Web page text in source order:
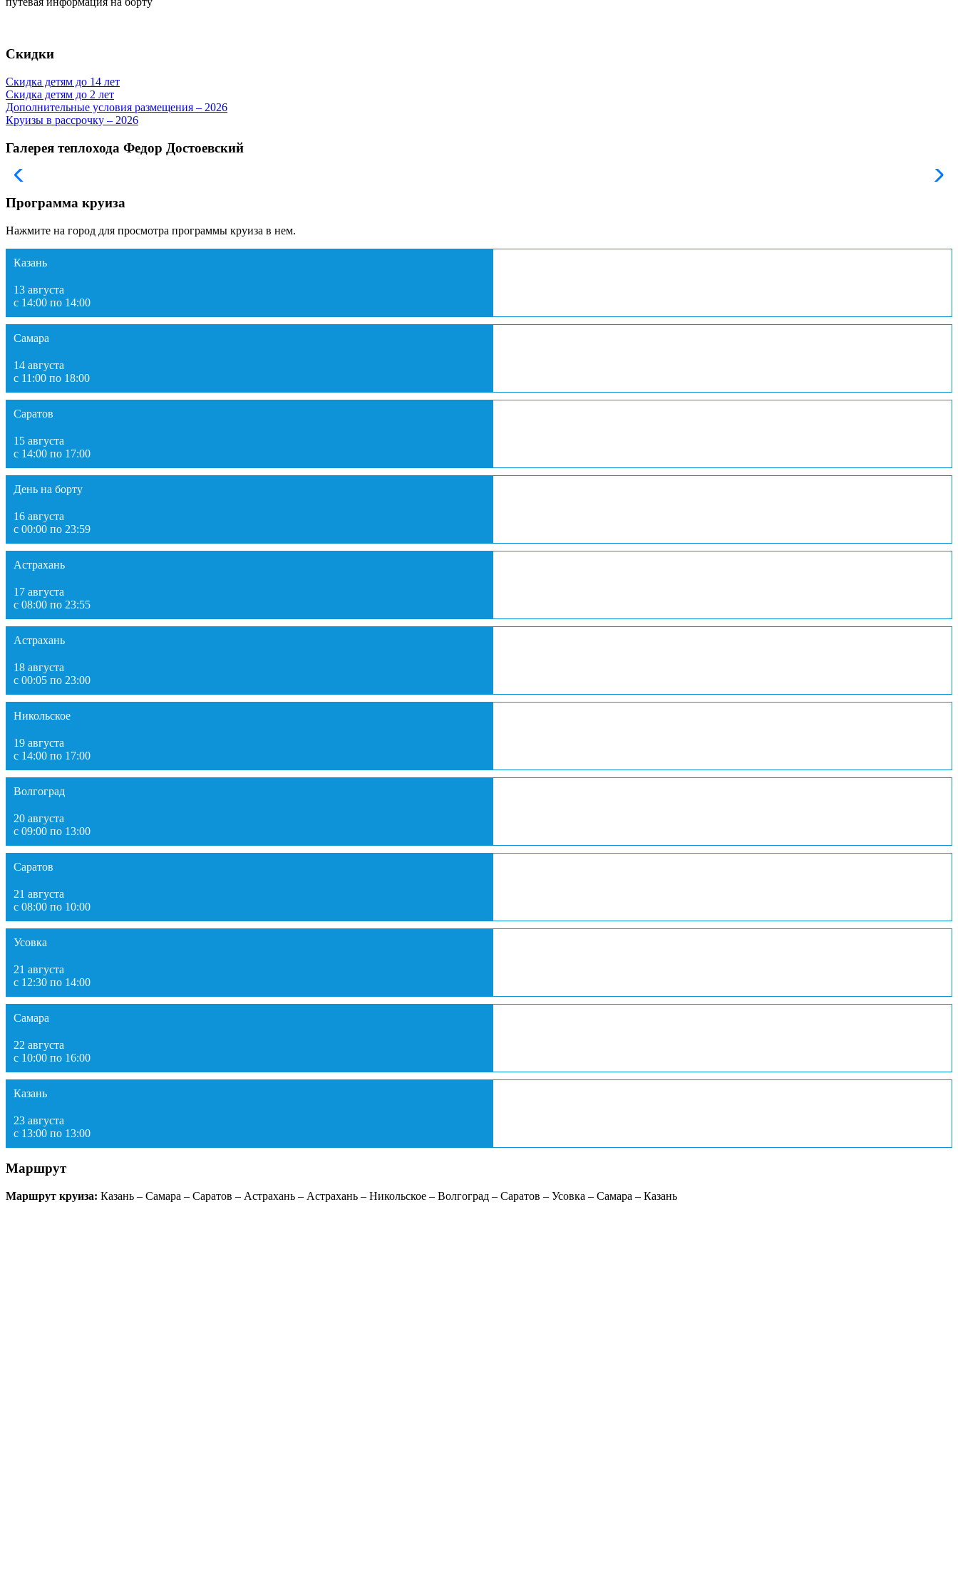
Скидки
Скидка детям до 14 лет
Скидка детям до 2 лет
Дополнительные условия размещения – 2026
Круизы в рассрочку – 2026
Галерея теплохода Федор Достоевский
Программа круиза
Нажмите на город для просмотра программы круиза в нем.
Казань
13 августа
с 14:00 по 14:00
Самара
14 августа
с 11:00 по 18:00
Саратов
15 августа
с 14:00 по 17:00
День на борту
16 августа
с 00:00 по 23:59
Астрахань
17 августа
с 08:00 по 23:55
Астрахань
18 августа
с 00:05 по 23:00
Никольское
19 августа
с 14:00 по 17:00
Волгоград
20 августа
с 09:00 по 13:00
Саратов
21 августа
с 08:00 по 10:00
Усовка
21 августа
с 12:30 по 14:00
Самара
22 августа
с 10:00 по 16:00
Казань
23 августа
с 13:00 по 13:00
Маршрут
Маршрут круиза: Казань – Самара – Саратов – Астрахань – Астрахань – Никольское – Волгоград – Саратов – Усовка – Самара – Казань